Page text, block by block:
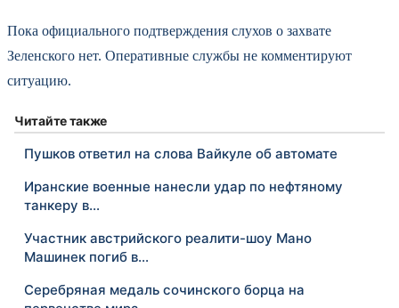
Пока официального подтверждения слухов о захвате
Зеленского нет. Оперативные службы не комментируют
ситуацию.
Читайте также
Пушков ответил на слова Вайкуле об автомате
Иранские военные нанесли удар по нефтяному
танкеру в…
Участник австрийского реалити-шоу Мано
Машинек погиб в…
Серебряная медаль сочинского борца на